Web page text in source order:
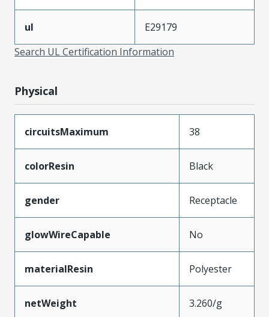
ul
E29179
Search UL Certification Information
Physical
circuitsMaximum 38
colorResin Black
gender Receptacle
glowWireCapable No
materialResin Polyester
netWeight 3.260/g